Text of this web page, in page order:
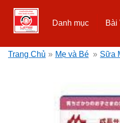
Danh mục Bài
Trang Chủ » Mẹ và Bé » Sữa